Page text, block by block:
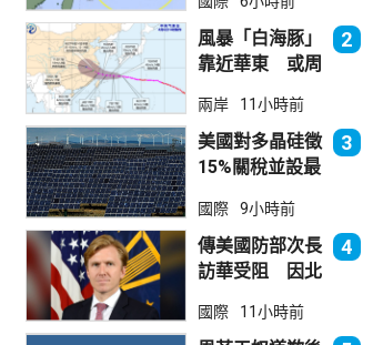
取消
風暴「白海豚」
靠近華東 或周
2
兩岸 11小時前
美國對多晶硅徵
15%關稅並設最
克：中國無法再
傾銷
3
國際 9小時前
傳美國防部次長
訪華受阻 因北
售
4
國際 11小時前